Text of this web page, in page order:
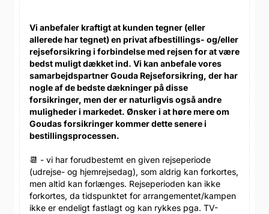
Vi anbefaler kraftigt at kunden tegner (eller
allerede har tegnet) en privat afbestillings- og/eller
rejseforsikring i forbindelse med rejsen for at være
bedst muligt dækket ind. Vi kan anbefale vores
samarbejdspartner Gouda Rejseforsikring, der har
nogle af de bedste dækninger på disse
forsikringer, men der er naturligvis også andre
muligheder i markedet. Ønsker i at høre mere om
Goudas forsikringer kommer dette senere i
bestillingsprocessen.
📆 - vi har forudbestemt en given rejseperiode
(udrejse- og hjemrejsedag), som aldrig kan forkortes,
men altid kan forlænges. Rejseperioden kan ikke
forkortes, da tidspunktet for arrangementet/kampen
ikke er endeligt fastlagt og kan rykkes pga. TV-